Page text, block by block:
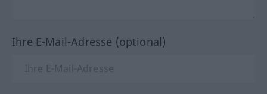
Ihre E-Mail-Adresse (optional)